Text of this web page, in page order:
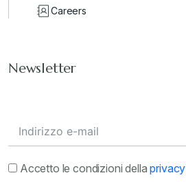
Careers
Newsletter
Accetto le condizioni dellaprivacy